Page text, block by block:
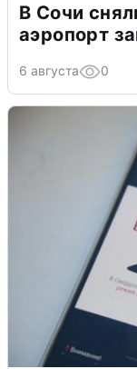
В Сочи
аэропорт
6 августа 0